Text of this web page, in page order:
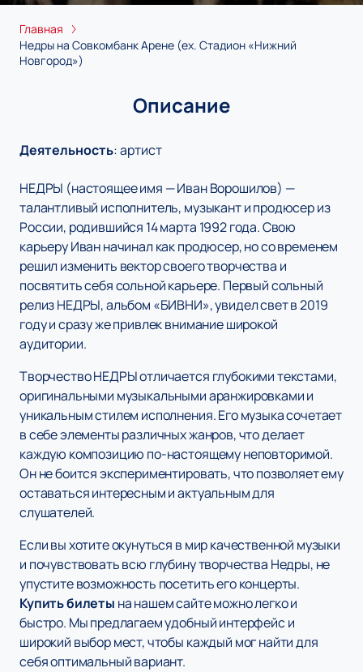
Главная
Недры на Совкомбанк Арене (ex. Стадион «Нижний
Новгород»)
Описание
Деятельность:артист
НЕДРЫ (настоящее имя — Иван Ворошилов) —
талантливый исполнитель, музыкант и продюсер из
России, родившийся 14 марта 1992 года. Свою
карьеру Иван начинал как продюсер, но со временем
решил изменить вектор своего творчества и
посвятить себя сольной карьере. Первый сольный
релиз НЕДРЫ, альбом «БИВНИ», увидел свет в 2019
году и сразу же привлек внимание широкой
аудитории.
Творчество НЕДРЫ отличается глубокими текстами,
оригинальными музыкальными аранжировками и
уникальным стилем исполнения. Его музыка сочетает
в себе элементы различных жанров, что делает
каждую композицию по-настоящему неповторимой.
Он не боится экспериментировать, что позволяет ему
оставаться интересным и актуальным для
слушателей.
Если вы хотите окунуться в мир качественной музыки
и почувствовать всю глубину творчества Недры, не
упустите возможность посетить его концерты.
Купить билеты на нашем сайте можно легко и
быстро. Мы предлагаем удобный интерфейс и
широкий выбор мест, чтобы каждый мог найти для
себя оптимальный вариант.